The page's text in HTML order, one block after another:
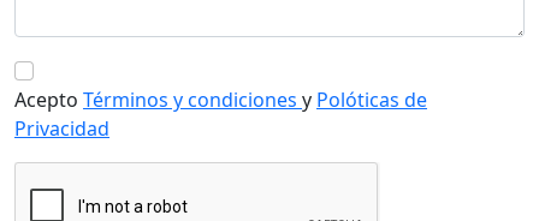
Acepto Términos y condiciones y Polóticas de
Privacidad